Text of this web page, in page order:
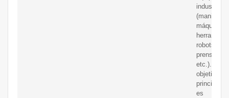
máquinas
robots,
prensas,
etc.).Su
objetivo
principal
es